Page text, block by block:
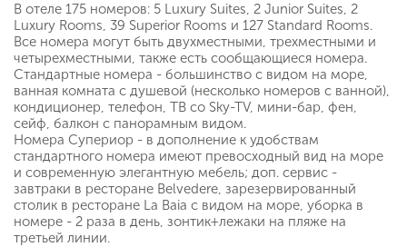
В отеле 175 номеров: 5 Luxury Suites, 2 Junior Suites, 2
Luxury Rooms, 39 Superior Rooms и 127 Standard Rooms.
Все номера могут быть двухместными, трехместными и
четырехместными, также есть сообщающиеся номера.
Стандартные номера - большинство с видом на море,
ванная комната с душевой (несколько номеров с ванной),
кондиционер, телефон, ТВ со Sky-TV, мини-бар, фен,
сейф, балкон с панорамным видом.
Номера Супериор - в дополнение к удобствам
стандартного номера имеют превосходный вид на море
и современную элегантную мебель; доп. сервис -
завтраки в ресторане Belvedere, зарезервированный
столик в ресторане La Baia с видом на море, уборка в
номере - 2 раза в день, зонтик+лежаки на пляже на
третьей линии.